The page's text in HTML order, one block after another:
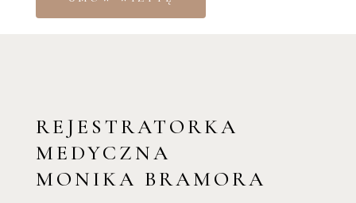
REJESTRATORKA
MEDYCZNA
MONIKA BRAMORA